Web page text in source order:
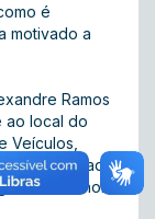
é
motivado a
Ramos
ao local do
Veículos,
de autoridade
até a 1 hora